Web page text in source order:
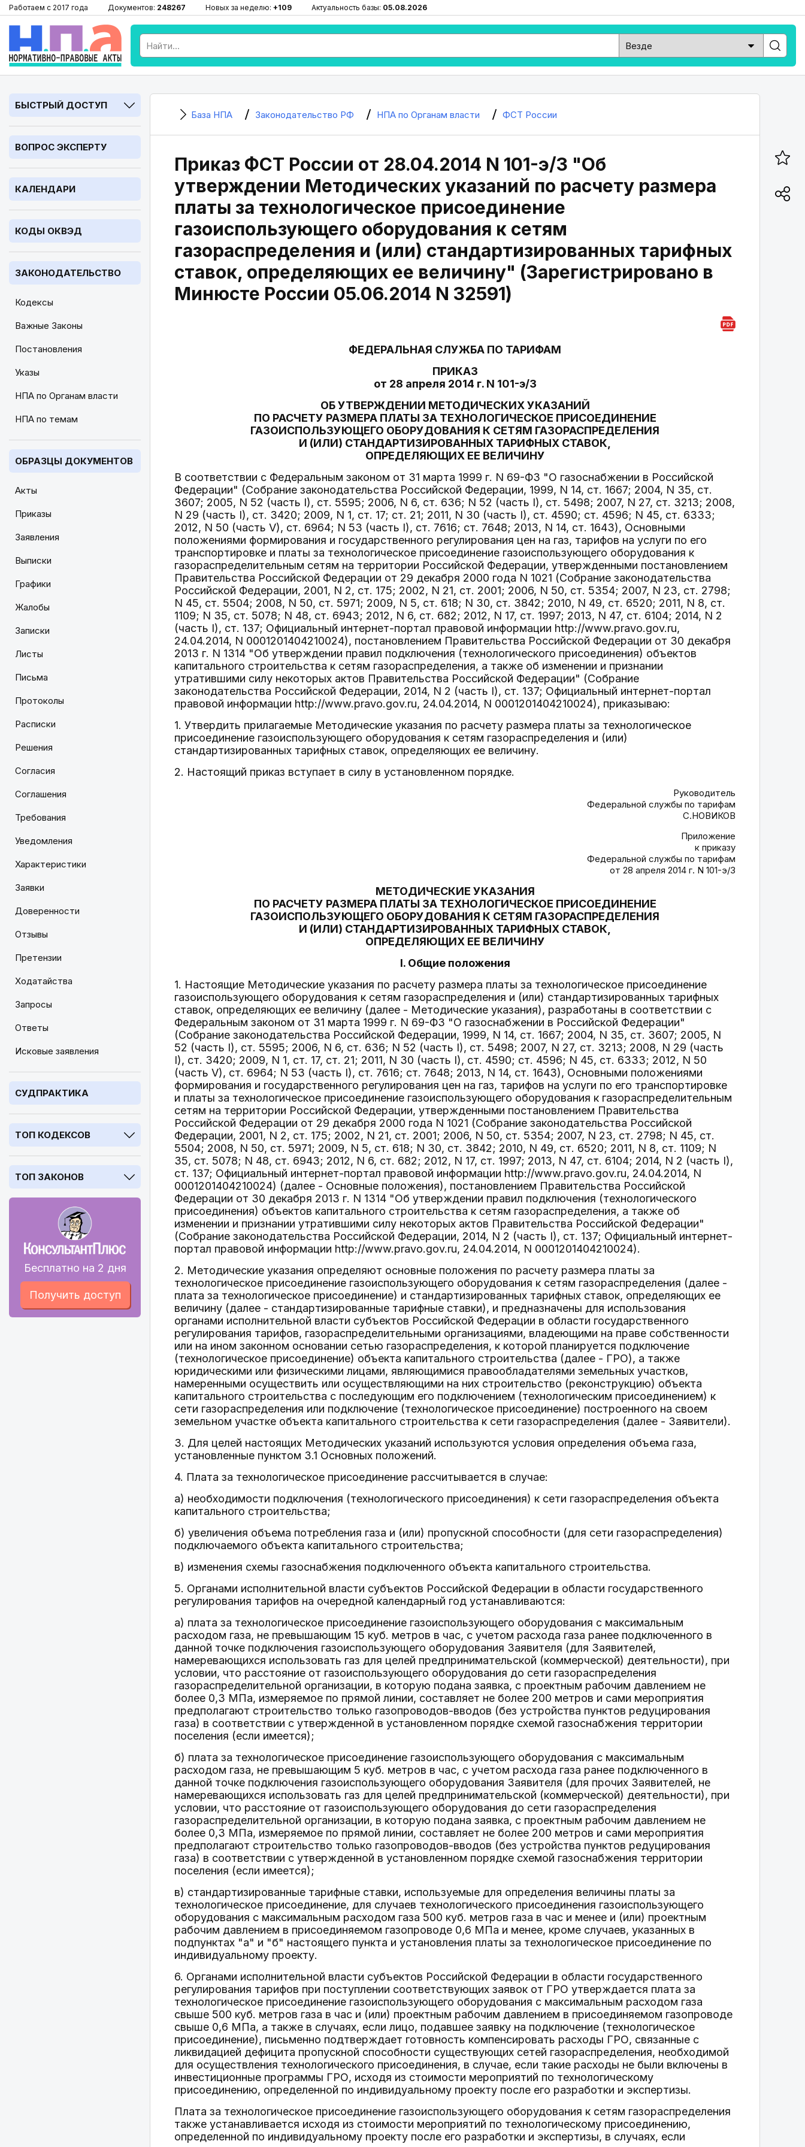
Работаем с 2017 года Документов: 248267 Новых за неделю: +109 Актуальность базы: 05.08.2026
БЫСТРЫЙ ДОСТУП
ВОПРОС ЭКСПЕРТУ
КАЛЕНДАРИ
КОДЫ ОКВЭД
ЗАКОНОДАТЕЛЬСТВО
Кодексы
Важные Законы
Постановления
Указы
НПА по Органам власти
НПА по темам
ОБРАЗЦЫ ДОКУМЕНТОВ
Акты
Приказы
Заявления
Выписки
Графики
Жалобы
Записки
Листы
Письма
Протоколы
Расписки
Решения
Согласия
Соглашения
Требования
Уведомления
Характеристики
Заявки
Доверенности
Отзывы
Претензии
Ходатайства
Запросы
Ответы
Исковые заявления
СУДПРАКТИКА
ТОП КОДЕКСОВ
ТОП ЗАКОНОВ
Бесплатно на 2 дня
Получить доступ
База НПА Законодательство РФ НПА по Органам власти ФСТ России
Приказ ФСТ России от 28.04.2014 N 101-э/3 "Об
утверждении Методических указаний по расчету размера
платы за технологическое присоединение
газоиспользующего оборудования к сетям
газораспределения и (или) стандартизированных тарифных
ставок, определяющих ее величину" (Зарегистрировано в
Минюсте России 05.06.2014 N 32591)
ФЕДЕРАЛЬНАЯ СЛУЖБА ПО ТАРИФАМ
ПРИКАЗ
от 28 апреля 2014 г. N 101-э/3
ОБ УТВЕРЖДЕНИИ МЕТОДИЧЕСКИХ УКАЗАНИЙ
ПО РАСЧЕТУ РАЗМЕРА ПЛАТЫ ЗА ТЕХНОЛОГИЧЕСКОЕ ПРИСОЕДИНЕНИЕ
ГАЗОИСПОЛЬЗУЮЩЕГО ОБОРУДОВАНИЯ К СЕТЯМ ГАЗОРАСПРЕДЕЛЕНИЯ
И (ИЛИ) СТАНДАРТИЗИРОВАННЫХ ТАРИФНЫХ СТАВОК,
ОПРЕДЕЛЯЮЩИХ ЕЕ ВЕЛИЧИНУ
В соответствии с Федеральным законом от 31 марта 1999 г. N 69-ФЗ "О газоснабжении в Российской
Федерации" (Собрание законодательства Российской Федерации, 1999, N 14, ст. 1667; 2004, N 35, ст.
3607; 2005, N 52 (часть I), ст. 5595; 2006, N 6, ст. 636; N 52 (часть I), ст. 5498; 2007, N 27, ст. 3213; 2008,
N 29 (часть I), ст. 3420; 2009, N 1, ст. 17; ст. 21; 2011, N 30 (часть I), ст. 4590; ст. 4596; N 45, ст. 6333;
2012, N 50 (часть V), ст. 6964; N 53 (часть I), ст. 7616; ст. 7648; 2013, N 14, ст. 1643), Основными
положениями формирования и государственного регулирования цен на газ, тарифов на услуги по его
транспортировке и платы за технологическое присоединение газоиспользующего оборудования к
газораспределительным сетям на территории Российской Федерации, утвержденными постановлением
Правительства Российской Федерации от 29 декабря 2000 года N 1021 (Собрание законодательства
Российской Федерации, 2001, N 2, ст. 175; 2002, N 21, ст. 2001; 2006, N 50, ст. 5354; 2007, N 23, ст. 2798;
N 45, ст. 5504; 2008, N 50, ст. 5971; 2009, N 5, ст. 618; N 30, ст. 3842; 2010, N 49, ст. 6520; 2011, N 8, ст.
1109; N 35, ст. 5078; N 48, ст. 6943; 2012, N 6, ст. 682; 2012, N 17, ст. 1997; 2013, N 47, ст. 6104; 2014, N 2
(часть I), ст. 137; Официальный интернет-портал правовой информации http://www.pravo.gov.ru,
24.04.2014, N 0001201404210024), постановлением Правительства Российской Федерации от 30 декабря
2013 г. N 1314 "Об утверждении правил подключения (технологического присоединения) объектов
капитального строительства к сетям газораспределения, а также об изменении и признании
утратившими силу некоторых актов Правительства Российской Федерации" (Собрание
законодательства Российской Федерации, 2014, N 2 (часть I), ст. 137; Официальный интернет-портал
правовой информации http://www.pravo.gov.ru, 24.04.2014, N 0001201404210024), приказываю:
1. Утвердить прилагаемые Методические указания по расчету размера платы за технологическое
присоединение газоиспользующего оборудования к сетям газораспределения и (или)
стандартизированных тарифных ставок, определяющих ее величину.
2. Настоящий приказ вступает в силу в установленном порядке.
Руководитель
Федеральной службы по тарифам
С.НОВИКОВ
Приложение
к приказу
Федеральной службы по тарифам
от 28 апреля 2014 г. N 101-э/3
МЕТОДИЧЕСКИЕ УКАЗАНИЯ
ПО РАСЧЕТУ РАЗМЕРА ПЛАТЫ ЗА ТЕХНОЛОГИЧЕСКОЕ ПРИСОЕДИНЕНИЕ
ГАЗОИСПОЛЬЗУЮЩЕГО ОБОРУДОВАНИЯ К СЕТЯМ ГАЗОРАСПРЕДЕЛЕНИЯ
И (ИЛИ) СТАНДАРТИЗИРОВАННЫХ ТАРИФНЫХ СТАВОК,
ОПРЕДЕЛЯЮЩИХ ЕЕ ВЕЛИЧИНУ
I. Общие положения
1. Настоящие Методические указания по расчету размера платы за технологическое присоединение
газоиспользующего оборудования к сетям газораспределения и (или) стандартизированных тарифных
ставок, определяющих ее величину (далее - Методические указания), разработаны в соответствии с
Федеральным законом от 31 марта 1999 г. N 69-ФЗ "О газоснабжении в Российской Федерации"
(Собрание законодательства Российской Федерации, 1999, N 14, ст. 1667; 2004, N 35, ст. 3607; 2005, N
52 (часть I), ст. 5595; 2006, N 6, ст. 636; N 52 (часть I), ст. 5498; 2007, N 27, ст. 3213; 2008, N 29 (часть
I), ст. 3420; 2009, N 1, ст. 17, ст. 21; 2011, N 30 (часть I), ст. 4590; ст. 4596; N 45, ст. 6333; 2012, N 50
(часть V), ст. 6964; N 53 (часть I), ст. 7616; ст. 7648; 2013, N 14, ст. 1643), Основными положениями
формирования и государственного регулирования цен на газ, тарифов на услуги по его транспортировке
и платы за технологическое присоединение газоиспользующего оборудования к газораспределительным
сетям на территории Российской Федерации, утвержденными постановлением Правительства
Российской Федерации от 29 декабря 2000 года N 1021 (Собрание законодательства Российской
Федерации, 2001, N 2, ст. 175; 2002, N 21, ст. 2001; 2006, N 50, ст. 5354; 2007, N 23, ст. 2798; N 45, ст.
5504; 2008, N 50, ст. 5971; 2009, N 5, ст. 618; N 30, ст. 3842; 2010, N 49, ст. 6520; 2011, N 8, ст. 1109; N
35, ст. 5078; N 48, ст. 6943; 2012, N 6, ст. 682; 2012, N 17, ст. 1997; 2013, N 47, ст. 6104; 2014, N 2 (часть I),
ст. 137; Официальный интернет-портал правовой информации http://www.pravo.gov.ru, 24.04.2014, N
0001201404210024) (далее - Основные положения), постановлением Правительства Российской
Федерации от 30 декабря 2013 г. N 1314 "Об утверждении правил подключения (технологического
присоединения) объектов капитального строительства к сетям газораспределения, а также об
изменении и признании утратившими силу некоторых актов Правительства Российской Федерации"
(Собрание законодательства Российской Федерации, 2014, N 2 (часть I), ст. 137; Официальный интернет-
портал правовой информации http://www.pravo.gov.ru, 24.04.2014, N 0001201404210024).
2. Методические указания определяют основные положения по расчету размера платы за
технологическое присоединение газоиспользующего оборудования к сетям газораспределения (далее -
плата за технологическое присоединение) и стандартизированных тарифных ставок, определяющих ее
величину (далее - стандартизированные тарифные ставки), и предназначены для использования
органами исполнительной власти субъектов Российской Федерации в области государственного
регулирования тарифов, газораспределительными организациями, владеющими на праве собственности
или на ином законном основании сетью газораспределения, к которой планируется подключение
(технологическое присоединение) объекта капитального строительства (далее - ГРО), а также
юридическими или физическими лицами, являющимися правообладателями земельных участков,
намеренными осуществить или осуществляющими на них строительство (реконструкцию) объекта
капитального строительства с последующим его подключением (технологическим присоединением) к
сети газораспределения или подключение (технологическое присоединение) построенного на своем
земельном участке объекта капитального строительства к сети газораспределения (далее - Заявители).
3. Для целей настоящих Методических указаний используются условия определения объема газа,
установленные пунктом 3.1 Основных положений.
4. Плата за технологическое присоединение рассчитывается в случае:
а) необходимости подключения (технологического присоединения) к сети газораспределения объекта
капитального строительства;
б) увеличения объема потребления газа и (или) пропускной способности (для сети газораспределения)
подключаемого объекта капитального строительства;
в) изменения схемы газоснабжения подключенного объекта капитального строительства.
5. Органами исполнительной власти субъектов Российской Федерации в области государственного
регулирования тарифов на очередной календарный год устанавливаются:
а) плата за технологическое присоединение газоиспользующего оборудования с максимальным
расходом газа, не превышающим 15 куб. метров в час, с учетом расхода газа ранее подключенного в
данной точке подключения газоиспользующего оборудования Заявителя (для Заявителей,
намеревающихся использовать газ для целей предпринимательской (коммерческой) деятельности), при
условии, что расстояние от газоиспользующего оборудования до сети газораспределения
газораспределительной организации, в которую подана заявка, с проектным рабочим давлением не
более 0,3 МПа, измеряемое по прямой линии, составляет не более 200 метров и сами мероприятия
предполагают строительство только газопроводов-вводов (без устройства пунктов редуцирования
газа) в соответствии с утвержденной в установленном порядке схемой газоснабжения территории
поселения (если имеется);
б) плата за технологическое присоединение газоиспользующего оборудования с максимальным
расходом газа, не превышающим 5 куб. метров в час, с учетом расхода газа ранее подключенного в
данной точке подключения газоиспользующего оборудования Заявителя (для прочих Заявителей, не
намеревающихся использовать газ для целей предпринимательской (коммерческой) деятельности), при
условии, что расстояние от газоиспользующего оборудования до сети газораспределения
газораспределительной организации, в которую подана заявка, с проектным рабочим давлением не
более 0,3 МПа, измеряемое по прямой линии, составляет не более 200 метров и сами мероприятия
предполагают строительство только газопроводов-вводов (без устройства пунктов редуцирования
газа) в соответствии с утвержденной в установленном порядке схемой газоснабжения территории
поселения (если имеется);
в) стандартизированные тарифные ставки, используемые для определения величины платы за
технологическое присоединение, для случаев технологического присоединения газоиспользующего
оборудования с максимальным расходом газа 500 куб. метров газа в час и менее и (или) проектным
рабочим давлением в присоединяемом газопроводе 0,6 МПа и менее, кроме случаев, указанных в
подпунктах "а" и "б" настоящего пункта и установления платы за технологическое присоединение по
индивидуальному проекту.
6. Органами исполнительной власти субъектов Российской Федерации в области государственного
регулирования тарифов при поступлении соответствующих заявок от ГРО утверждается плата за
технологическое присоединение газоиспользующего оборудования с максимальным расходом газа
свыше 500 куб. метров газа в час и (или) проектным рабочим давлением в присоединяемом газопроводе
свыше 0,6 МПа, а также в случаях, если лицо, подавшее заявку на подключение (технологическое
присоединение), письменно подтверждает готовность компенсировать расходы ГРО, связанные с
ликвидацией дефицита пропускной способности существующих сетей газораспределения, необходимой
для осуществления технологического присоединения, в случае, если такие расходы не были включены в
инвестиционные программы ГРО, исходя из стоимости мероприятий по технологическому
присоединению, определенной по индивидуальному проекту после его разработки и экспертизы.
Плата за технологическое присоединение газоиспользующего оборудования к сетям газораспределения
также устанавливается исходя из стоимости мероприятий по технологическому присоединению,
определенной по индивидуальному проекту после его разработки и экспертизы, в случаях, если